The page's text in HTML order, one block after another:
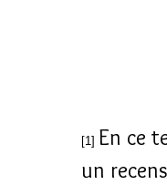
[1] En ce
un